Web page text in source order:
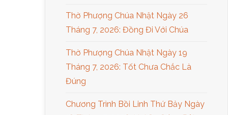
Thờ Phượng Chúa Nhật Ngày 26
Tháng 7, 2026: Đồng Đi Với Chúa
Thờ Phượng Chúa Nhật Ngày 19
Tháng 7, 2026: Tốt Chưa Chắc Là
Đúng
Chương Trình Bồi Linh Thứ Bảy Ngày